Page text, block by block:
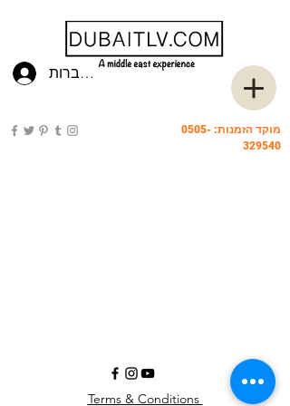
להתחברות
מוקד הזמנות: 0505-
329540
Terms & Conditions